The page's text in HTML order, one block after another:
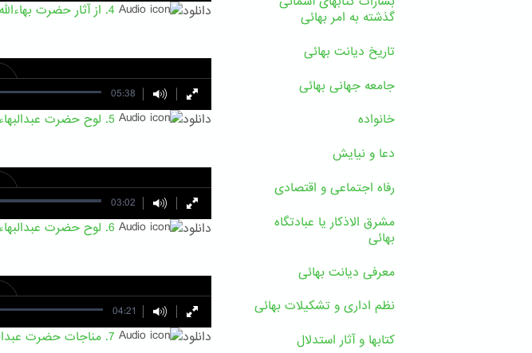
دانلود 4. از آثار حضرت بهاءالله بصورت دکلمه
05:38
دانلود 5. لوح حضرت عبدالبهاء بصورت دکلمه
03:02
دانلود 6. لوح حضرت عبدالبهاء در دستگاه ماهور
04:21
دانلود 7. مناجات حضرت عبدالبهاء در دستگاه همایون
گذشته به امر بهائی
تاریخ دیانت بهائی
جامعه جهانی بهائی
خانواده
دعا و نیایش
رفاه اجتماعی و اقتصادی
مشرق الاذکار یا عبادتگاه
بهائی
معرفی دیانت بهائی
نظم اداری و تشکیلات بهائی
کتابها و آثار استدلال